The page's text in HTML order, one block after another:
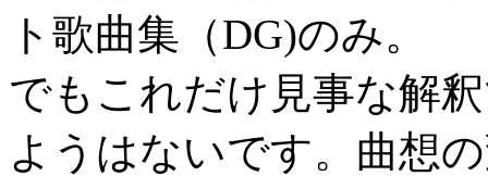
ト歌曲集（DG)のみ。
でもこれだけ見事な解
ようはないです。曲想